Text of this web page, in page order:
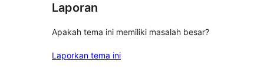
Laporan
Apakah tema ini memiliki masalah besar?
Laporkan tema ini